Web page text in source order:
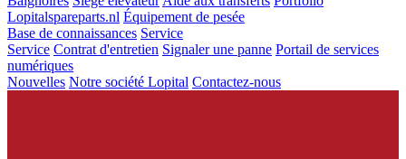
Lopitalspareparts.nl Équipement de pesée
Base de connaissances Service
Service Contrat d'entretien Signaler une panne Portail de services
numériques
Nouvelles Notre société Lopital Contactez-nous